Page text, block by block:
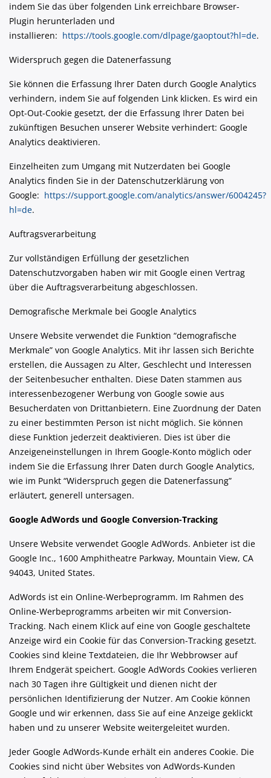
indem Sie das über folgenden Link erreichbare Browser-
Plugin herunterladen und
installieren: https://tools.google.com/dlpage/gaoptout?hl=de.
Widerspruch gegen die Datenerfassung
Sie können die Erfassung Ihrer Daten durch Google Analytics
verhindern, indem Sie auf folgenden Link klicken. Es wird ein
Opt-Out-Cookie gesetzt, der die Erfassung Ihrer Daten bei
zukünftigen Besuchen unserer Website verhindert: Google
Analytics deaktivieren.
Einzelheiten zum Umgang mit Nutzerdaten bei Google
Analytics finden Sie in der Datenschutzerklärung von
Google: https://support.google.com/analytics/answer/6004245?
hl=de.
Auftragsverarbeitung
Zur vollständigen Erfüllung der gesetzlichen
Datenschutzvorgaben haben wir mit Google einen Vertrag
über die Auftragsverarbeitung abgeschlossen.
Demografische Merkmale bei Google Analytics
Unsere Website verwendet die Funktion “demografische
Merkmale” von Google Analytics. Mit ihr lassen sich Berichte
erstellen, die Aussagen zu Alter, Geschlecht und Interessen
der Seitenbesucher enthalten. Diese Daten stammen aus
interessenbezogener Werbung von Google sowie aus
Besucherdaten von Drittanbietern. Eine Zuordnung der Daten
zu einer bestimmten Person ist nicht möglich. Sie können
diese Funktion jederzeit deaktivieren. Dies ist über die
Anzeigeneinstellungen in Ihrem Google-Konto möglich oder
indem Sie die Erfassung Ihrer Daten durch Google Analytics,
wie im Punkt “Widerspruch gegen die Datenerfassung”
erläutert, generell untersagen.
Google AdWords und Google Conversion-Tracking
Unsere Website verwendet Google AdWords. Anbieter ist die
Google Inc., 1600 Amphitheatre Parkway, Mountain View, CA
94043, United States.
AdWords ist ein Online-Werbeprogramm. Im Rahmen des
Online-Werbeprogramms arbeiten wir mit Conversion-
Tracking. Nach einem Klick auf eine von Google geschaltete
Anzeige wird ein Cookie für das Conversion-Tracking gesetzt.
Cookies sind kleine Textdateien, die Ihr Webbrowser auf
Ihrem Endgerät speichert. Google AdWords Cookies verlieren
nach 30 Tagen ihre Gültigkeit und dienen nicht der
persönlichen Identifizierung der Nutzer. Am Cookie können
Google und wir erkennen, dass Sie auf eine Anzeige geklickt
haben und zu unserer Website weitergeleitet wurden.
Jeder Google AdWords-Kunde erhält ein anderes Cookie. Die
Cookies sind nicht über Websites von AdWords-Kunden